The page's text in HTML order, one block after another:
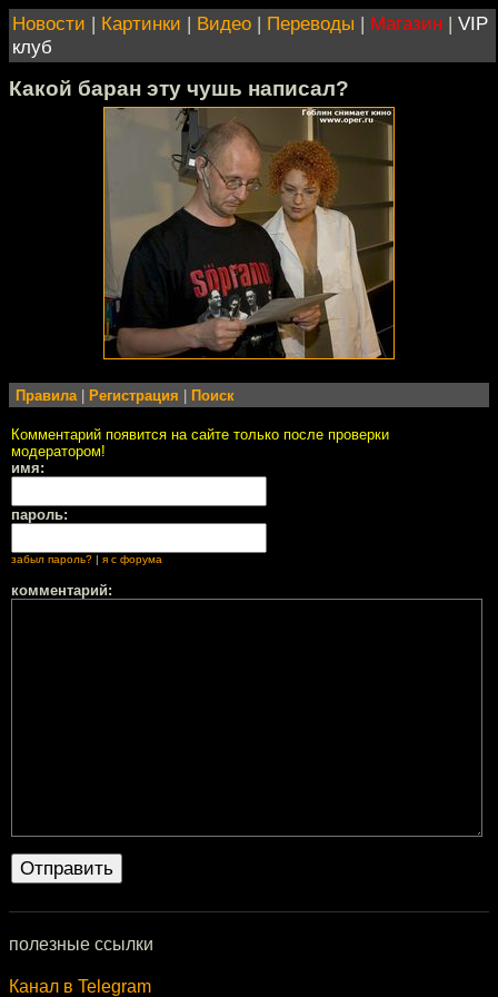
Новости | Картинки | Видео | Переводы | Магазин | VIP
клуб
Какой баран эту чушь написал?
Правила Регистрация Поиск
Комментарий появится на сайте только после проверки
модератором!
имя:
пароль:
забыл пароль? | я с форума
комментарий:
полезные ссылки
Канал в Telegram